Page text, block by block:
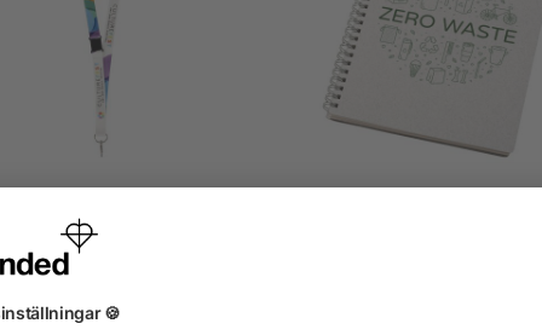
säkerhetsspänne